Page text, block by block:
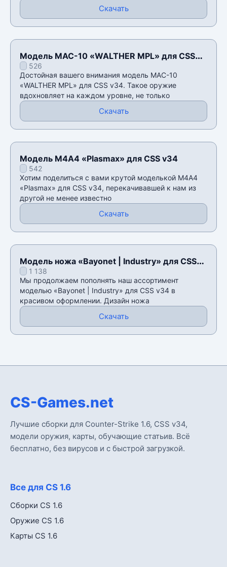
Скачать
Модель MAC-10 «WALTHER MPL» для CSS
v34526
Достойная вашего внимания модель MAC-10
«WALTHER MPL» для CSS v34. Такое оружие
вдохновляет на каждом уровне, не только
Скачать
Модель М4А4 «Plasmax» для CSS v34
542
Хотим поделиться с вами крутой моделькой М4А4
«Plasmax» для CSS v34, перекачивавшей к нам из
другой не менее известно
Скачать
Модель ножа «Bayonet | Industry» для CSS
v341 138
Мы продолжаем пополнять наш ассортимент
моделью «Bayonet | Industry» для CSS v34 в
красивом оформлении. Дизайн ножа
Скачать
CS-Games.net
Лучшие сборки для Counter-Strike 1.6, CSS v34,
модели оружия, карты, обучающие статьив. Всё
бесплатно, без вирусов и с быстрой загрузкой.
Все для CS 1.6
Сборки CS 1.6
Оружие CS 1.6
Карты CS 1.6